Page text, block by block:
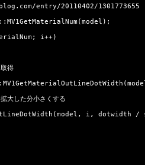
entry/20110402/1301773655
i++)
得
大した分小さくする
i, dotwidth /